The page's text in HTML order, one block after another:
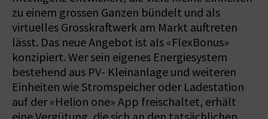
zu einem grossen Ganzen bündelt und als
virtuelles Grosskraftwerk am Markt auftreten
lässt. Das neue Angebot ist als «FlexBonus»
konzipiert. Wer sein eigenes Energiesystem
bestehend aus PV- Kleinanlage und weiteren
Einheiten wie Stromspeicher oder Ladestation
auf der «Helion one» App freischaltet, erhält